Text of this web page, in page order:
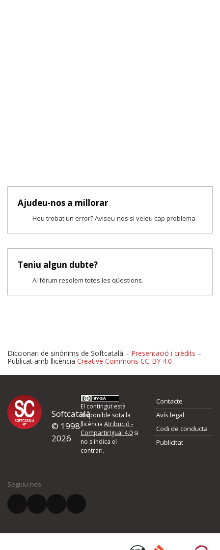
Ajudeu-nos a millorar
Heu trobat un error? Aviseu-nos si veieu cap problema.
Teniu algun dubte?
Al fòrum resolem totes les qüestions.
Proposeu-nos millores o
d'errors
Si heu trobat un error o voleu proposar alguna millora, ompliu els
quina és la millora que proposeu o l'error del qual voleu informar-
El vostre correu electrònic *
Diccionari de sinònims de Softcatalà – Presentació i crèdits –
Publicat amb llicència Creative Commons CC-BY 4.0
Softcatalà
© 1998-
2026
El contingut està
disponible sota la
llicènciaAtribució -
CompartirIgual 4.0 si
no s'indica el
contrari.
Contacte
Avís legal
Codi de conducta
Publicitat
Seguiu-nos